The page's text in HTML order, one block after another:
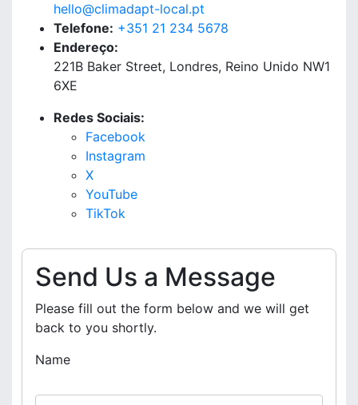
hello@climadapt-local.pt
Telefone: +351 21 234 5678
Endereço:
221B Baker Street, Londres, Reino Unido NW1
6XE
Redes Sociais:
Facebook
Instagram
X
YouTube
TikTok
Send Us a Message
Please fill out the form below and we will get
back to you shortly.
Name